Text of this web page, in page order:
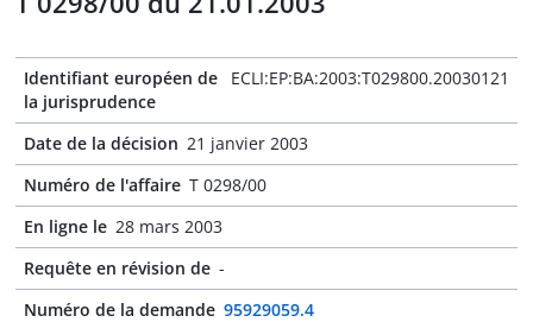
Identifiant européen de
la jurisprudence
ECLI:EP:BA:2003:T029800.20030121
Date de la décision 21 janvier 2003
Numéro de l'affaire T 0298/00
En ligne le 28 mars 2003
Requête en révision de -
Numéro de la demande 95929059.4